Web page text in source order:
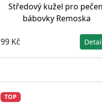
Středový kužel pro
bábovky Remoska
99 Kč
TOP